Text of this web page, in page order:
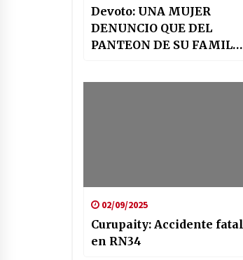
Devoto: UNA MUJER
DENUNCIO QUE DEL
PANTEON DE SU FAMILIA
02/09/2025
Curupaity: Accidente fatal
en RN34